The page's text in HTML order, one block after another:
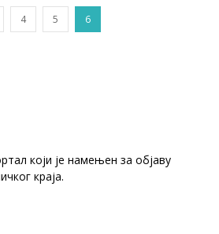
4 5 6
који је намењен за објaву
краја.